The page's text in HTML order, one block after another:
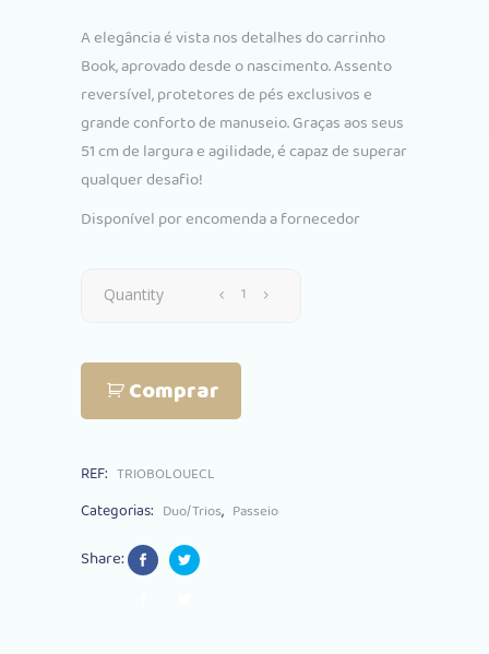
A elegância é vista nos detalhes do carrinho
Book, aprovado desde o nascimento. Assento
reversível, protetores de pés exclusivos e
grande conforto de manuseio. Graças aos seus
51 cm de largura e agilidade, é capaz de superar
qualquer desafio!
Disponível por encomenda a fornecedor
Trio
Perego
Primo
Lounge
Quantity
Comprar
REF: TRIOBOLOUECL
Categorias: Duo/Trios, Passeio
Share: